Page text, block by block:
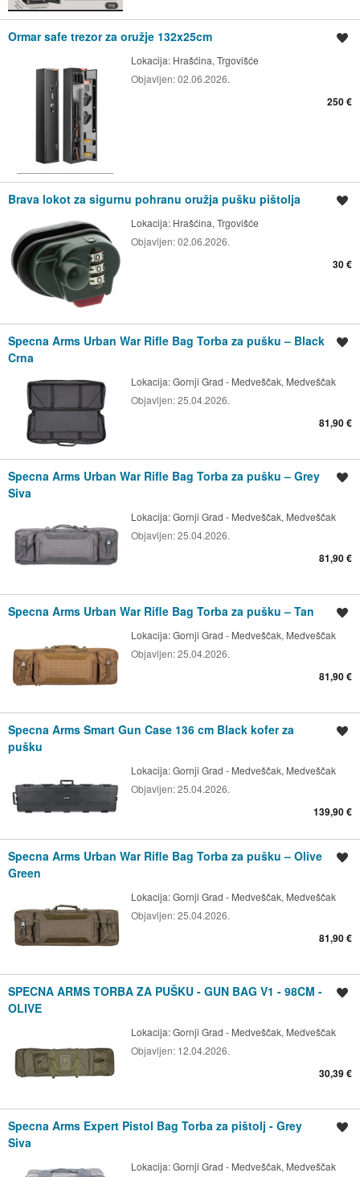
Ormar safe trezor za oružje 132x25cm
Lokacija: Hrašćina, Trgovišće
Objavljen:02.06.2026.
250 €
Brava lokot za sigurnu pohranu oružja pušku pištolja
Lokacija: Hrašćina, Trgovišće
Objavljen:02.06.2026.
30 €
Specna Arms Urban War Rifle Bag Torba za pušku – Black
Crna
Lokacija:Gornji Grad - Medveščak, Medveščak
Objavljen:25.04.2026.
81,90 €
Specna Arms Urban War Rifle Bag Torba za pušku – Grey
Siva
Lokacija:Gornji Grad - Medveščak, Medveščak
Objavljen:25.04.2026.
81,90 €
Specna Arms Urban War Rifle Bag Torba za pušku – Tan
Lokacija:Gornji Grad - Medveščak, Medveščak
Objavljen:25.04.2026.
81,90 €
Specna Arms Smart Gun Case 136 cm Black kofer za
pušku
Lokacija:Gornji Grad - Medveščak, Medveščak
Objavljen:25.04.2026.
139,90 €
Specna Arms Urban War Rifle Bag Torba za pušku – Olive
Green
Lokacija:Gornji Grad - Medveščak, Medveščak
Objavljen:25.04.2026.
81,90 €
SPECNA ARMS TORBA ZA PUŠKU - GUN BAG V1 - 98CM -
OLIVE
Lokacija:Gornji Grad - Medveščak, Medveščak
Objavljen: 12.04.2026.
30,39 €
Specna Arms Expert Pistol Bag Torba za pištolj - Grey
Siva
Lokacija:Gornji Grad - Medveščak, Medveščak